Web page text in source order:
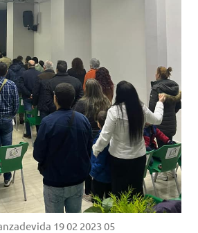
19 02 2023 05